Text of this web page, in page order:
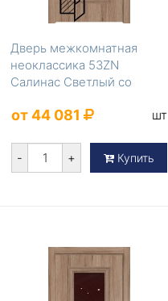
Дверь межкомнатная
неоклассика 53ZN
Салинас Светлый со
от 44 081 шт
- + Купить